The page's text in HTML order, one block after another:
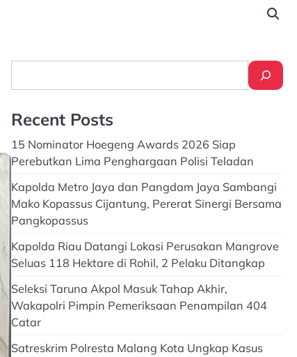
Recent Posts
15 Nominator Hoegeng Awards 2026 Siap
Perebutkan Lima Penghargaan Polisi Teladan
Kapolda Metro Jaya dan Pangdam Jaya Sambangi
Mako Kopassus Cijantung, Pererat Sinergi Bersama
Pangkopassus
Kapolda Riau Datangi Lokasi Perusakan Mangrove
Seluas 118 Hektare di Rohil, 2 Pelaku Ditangkap
Seleksi Taruna Akpol Masuk Tahap Akhir,
Wakapolri Pimpin Pemeriksaan Penampilan 404
Catar
Satreskrim Polresta Malang Kota Ungkap Kasus